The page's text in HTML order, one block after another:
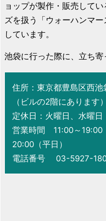
ョップが製作・販売して
ズを扱う「ウォーハンマ
しています。
池袋に行った際に、立ち寄
住所：東京都豊島区西池
（ビルの2階にあります）
定休日：火曜日、水曜日
営業時間 11:00～19:00
20:00（平日）
電話番号 03-5927-